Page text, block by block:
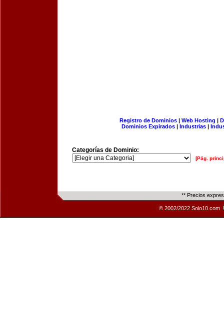
Registro de Dominios| Web Hosting |
Dominios Expirados | Industrias |
Categorías de Dominio:
[Pág.
** Precios
© 2002/2022 Solo10.com